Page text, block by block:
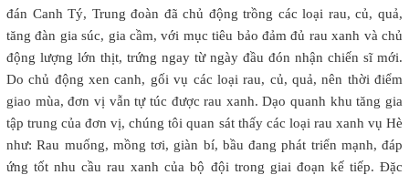
đán Canh Tý, Trung đoàn đã chủ động trồng các loại rau, củ, quả,
tăng đàn gia súc, gia cầm, với mục tiêu bảo đảm đủ rau xanh và chủ
động lượng lớn thịt, trứng ngay từ ngày đầu đón nhận chiến sĩ mới.
Do chủ động xen canh, gối vụ các loại rau, củ, quả, nên thời điểm
giao mùa, đơn vị vẫn tự túc được rau xanh. Dạo quanh khu tăng gia
tập trung của đơn vị, chúng tôi quan sát thấy các loại rau xanh vụ Hè
như: Rau muống, mồng tơi, giàn bí, bầu đang phát triển mạnh, đáp
ứng tốt nhu cầu rau xanh của bộ đội trong giai đoạn kế tiếp. Đặc